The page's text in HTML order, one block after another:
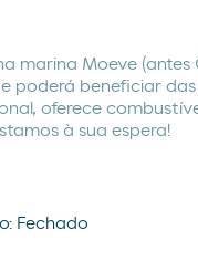
Moeve (antes
poderá beneficiar
oferece
à sua espera!
Fechado